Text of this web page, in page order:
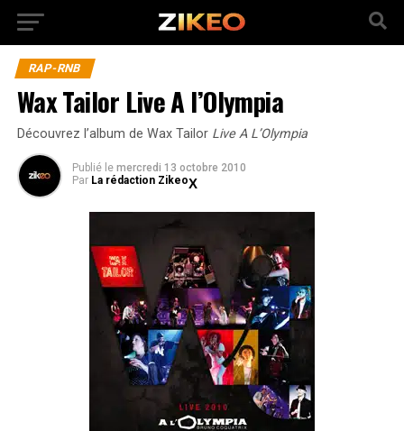
RAP-RNB
Wax Tailor Live A l’Olympia
Découvrez l’album de Wax Tailor Live A L’Olympia
Publié le mercredi 13 octobre 2010
Par La rédaction Zikeo